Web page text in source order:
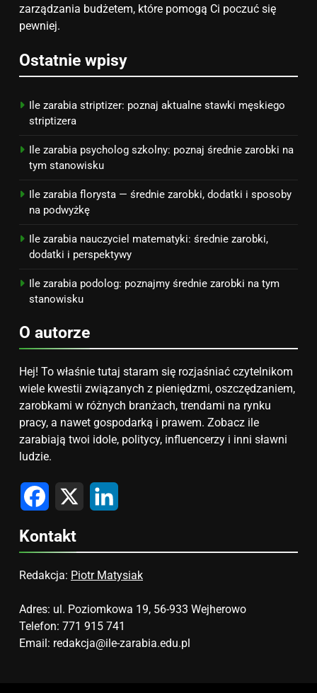
zainspirują
ZAROBKI
Jak przygotować się finansowo
kosztuje i jak zaplanować
PORADY
PRACA
zarządzania budżetem, które pomogą Ci poczuć się
pewniej.
Ostatnie wpisy
Ile zarabia striptizer: poznaj aktualne stawki męskiego
striptizera
Ile zarabia psycholog szkolny: poznaj średnie zarobki na
tym stanowisku
Ile zarabia florysta — średnie zarobki, dodatki i sposoby
na podwyżkę
Ile zarabia nauczyciel matematyki: średnie zarobki,
dodatki i perspektywy
Ile zarabia podolog: poznajmy średnie zarobki na tym
stanowisku
O autorze
Hej! To właśnie tutaj staram się rozjaśniać czytelnikom
wiele kwestii związanych z pieniędzmi, oszczędzaniem,
zarobkami w różnych branżach, trendami na rynku
pracy, a nawet gospodarką i prawem. Zobacz ile
zarabiają twoi idole, politycy, influencerzy i inni sławni
ludzie.
Facebook
X
Kontakt
Redakcja: Piotr Matysiak
Adres: ul. Poziomkowa 19, 56-933 Wejherowo
Telefon: 771 915 741
Email: redakcja@ile-zarabia.edu.pl